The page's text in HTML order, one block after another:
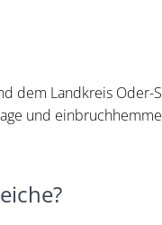
dem Landkreis Oder-
und